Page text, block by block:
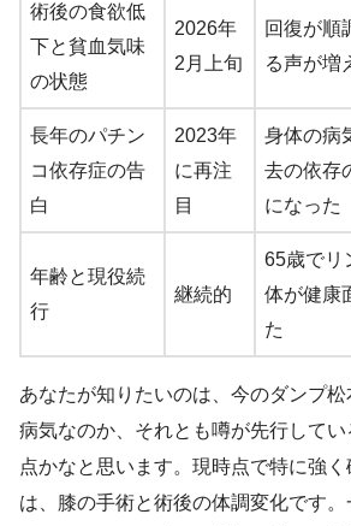
術後の食欲低
下と貧血気味
の状態
2026年
2月上旬
回復が順
る声が増
長年のパチン
コ依存症の告
白
2023年
に再注
目
身体の病
去の依存
になった
年齢と現役続
行
継続的
65歳でリ
体が健康
た
あなたが知りたいのは、今のダンプ
病気なのか、それとも噂が先行してい
点かなと思います。現時点で特に強
は、膝の手術と術後の体調変化です